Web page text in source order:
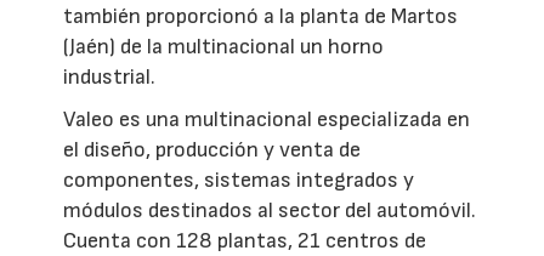
también proporcionó a la planta de Martos
(Jaén) de la multinacional un horno
industrial.
Valeo es una multinacional especializada en
el diseño, producción y venta de
componentes, sistemas integrados y
módulos destinados al sector del automóvil.
Cuenta con 128 plantas, 21 centros de